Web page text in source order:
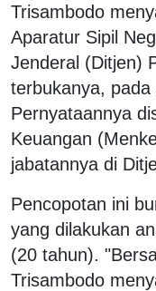
Trisambodo
Aparatur Sipil
Jenderal (Ditjen)
terbukanya,
Pernyataannya
Keuangan
jabatannya di
Pencopotan ini
yang dilakukan
(20 tahun).
Trisambodo